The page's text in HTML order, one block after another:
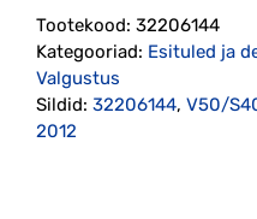
2007-
2012
(32206144)
kogus
Tootekood: 32206144
Kategooriad: Esituled ja
Valgustus
Sildid: 32206144, V50/
2012